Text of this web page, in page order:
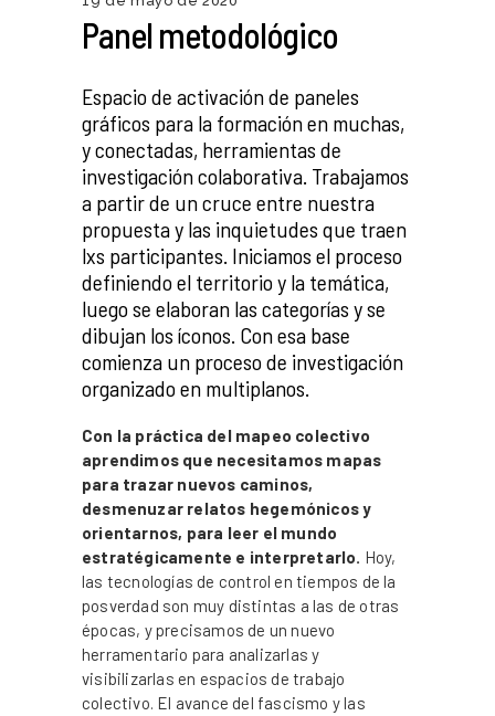
Panel metodológico
Espacio de activación de paneles
gráficos para la formación en muchas,
y conectadas, herramientas de
investigación colaborativa. Trabajamos
a partir de un cruce entre nuestra
propuesta y las inquietudes que traen
lxs participantes. Iniciamos el proceso
definiendo el territorio y la temática,
luego se elaboran las categorías y se
dibujan los íconos. Con esa base
comienza un proceso de investigación
organizado en multiplanos.
Con la práctica del mapeo colectivo
aprendimos que necesitamos mapas
para trazar nuevos caminos,
desmenuzar relatos hegemónicos y
orientarnos, para leer el mundo
estratégicamente e interpretarlo. Hoy,
las tecnologías de control en tiempos de la
posverdad son muy distintas a las de otras
épocas, y precisamos de un nuevo
herramentario para analizarlas y
visibilizarlas en espacios de trabajo
colectivo. El avance del fascismo y las